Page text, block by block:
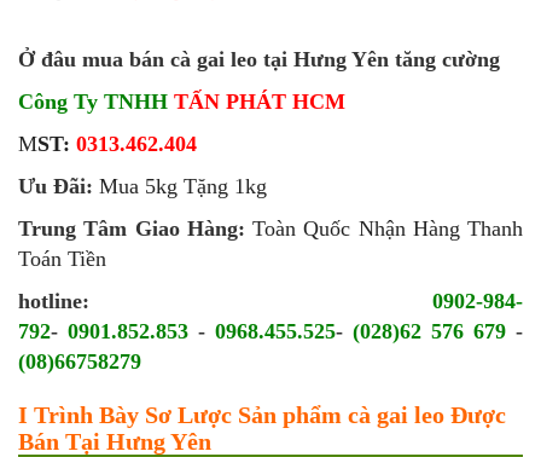
Ở đâu mua bán cà gai leo tại Hưng Yên tăng cường
Công Ty TNHH TẤN PHÁT HCM
MST: 0313.462.404
Ưu Đãi: Mua 5kg Tặng 1kg
Trung Tâm Giao Hàng: Toàn Quốc Nhận Hàng Thanh
Toán Tiền
hotline: 0902-984-
792- 0901.852.853 - 0968.455.525- (028)62 576 679 -
(08)66758279
I Trình Bày Sơ Lược Sản phẩm cà gai leo Được
Bán Tại Hưng Yên